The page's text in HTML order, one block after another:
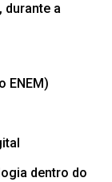
durante a
ENEM)
dentro do